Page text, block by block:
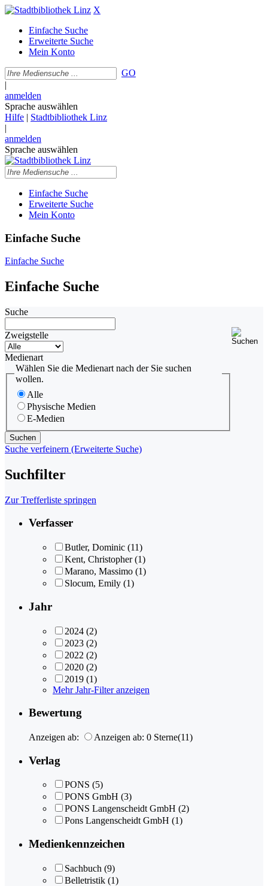
X
Einfache Suche
Erweiterte Suche
Mein Konto
GO
|
anmelden
Sprache auswählen
Hilfe | Stadtbibliothek Linz
|
anmelden
Sprache auswählen
Einfache Suche
Erweiterte Suche
Mein Konto
Einfache Suche
Einfache Suche
Einfache Suche
Suche
Zweigstelle
Medienart
Wählen Sie die Medienart nach der Sie suchen
wollen.
Alle
Physische Medien
E-Medien
Suche verfeinern (Erweiterte Suche)
Suchfilter
Zur Trefferliste springen
Verfasser
Butler, Dominic (11)
Kent, Christopher (1)
Marano, Massimo (1)
Slocum, Emily (1)
Jahr
2024 (2)
2023 (2)
2022 (2)
2020 (2)
2019 (1)
Mehr Jahr-Filter anzeigen
Bewertung
Anzeigen ab: Anzeigen ab: 0 Sterne(11)
Verlag
PONS (5)
PONS GmbH (3)
PONS Langenscheidt GmbH (2)
Pons Langenscheidt GmbH (1)
Medienkennzeichen
Sachbuch (9)
Belletristik (1)